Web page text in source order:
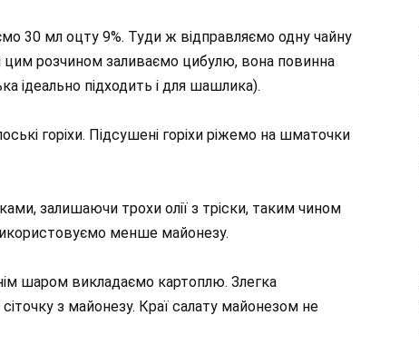
30 мл оцту 9%. Туди ж відправляємо одну чайну
цим розчином заливаємо цибулю, вона повинна
ідеально підходить і для шашлика).
горіхи. Підсушені горіхи ріжемо на шматочки
залишаючи трохи олії з тріски, таким чином
менше майонезу.
шаром викладаємо картоплю. Злегка
з майонезу. Краї салату майонезом не